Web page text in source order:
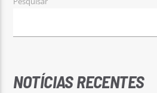
NOTÍCIAS RECENTES